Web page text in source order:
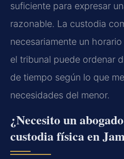
suficiente para expresar
razonable. La custodia
necesariamente un
el tribunal puede ordenar
de tiempo según lo que
necesidades del menor.
¿Necesito un
custodia física en